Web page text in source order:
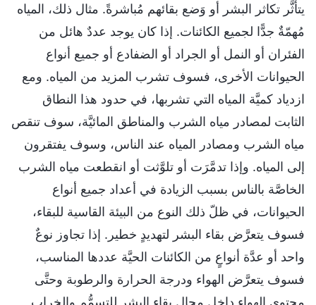
يتأثَّر تكاثر البشر أو وَضع بقائهم مُباشرةً. مثال ذلك، المياه
مُهمّةٌ جدًّا لجميع الكائنات. إذا كان يوجد عددٌ هائل من
الفئران أو النمل أو الجراد أو الضفادع أو جميع أنواع
الحيوانات الأخرى، فسوف تشرب المزيد من المياه. ومع
ازدياد كميَّة المياه التي تشربها، في حدود هذا النطاق
الثابت لمصادر مياه الشرب والمناطق المائيَّة، سوف تنقص
مياه الشرب ومصادر المياه عند الناس، وسوف يفتقرون
إلى المياه. وإذا تدمَّرَت أو تلوَّثت أو انقطعت مياه الشرب
الخاصَّة بالناس بسبب الزيادة في أعداد جميع أنواع
الحيوانات، في ظلّ ذلك النوع من البيئة القاسية للبقاء،
فسوف يتعرَّض بقاء البشر لتهديدٍ خطير. إذا تجاوز نوعٌ
واحد أو عدَّة أنواعٍ من الكائنات الحيَّة عددها المناسب،
فسوف يتعرَّض الهواء ودرجة الحرارة والرطوبة وحتَّى
محتوى الهواء داخل مجال بقاء البشر للتسمُّم والخراب